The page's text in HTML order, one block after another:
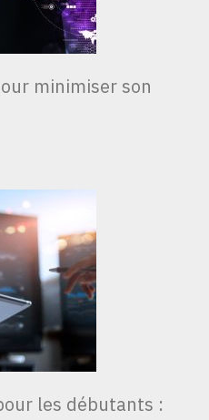
minimiser son
les débutants :